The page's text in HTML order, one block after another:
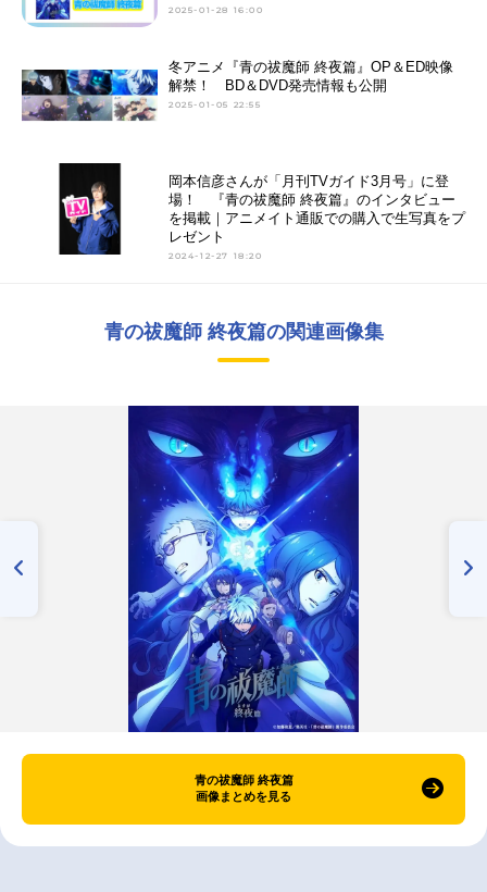
2025-01-28 16:00
冬アニメ『青の祓魔師 終夜篇』OP＆ED映像
解禁！ BD＆DVD発売情報も公開
2025-01-05 22:55
岡本信彦さんが「月刊TVガイド3月号」に登
場！ 『青の祓魔師 終夜篇』のインタビュー
を掲載｜アニメイト通販での購入で生写真をプ
レゼント
2024-12-27 18:20
青の祓魔師 終夜篇の関連画像集
青の祓魔師 終夜篇
画像まとめを見る